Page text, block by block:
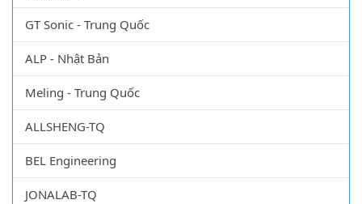
GT Sonic - Trung Quốc
ALP - Nhật Bản
Meling - Trung Quốc
ALLSHENG-TQ
BEL Engineering
JONALAB-TQ